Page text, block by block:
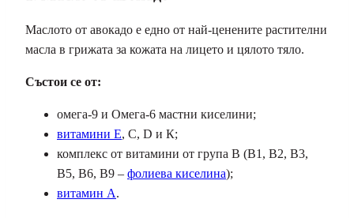
Маслото от авокадо е едно от най-ценените растителни
масла в грижата за кожата на лицето и цялото тяло.
Състои се от:
омега-9 и Омега-6 мастни киселини;
витамини Е, С, D и К;
комплекс от витамини от група В (В1, В2, В3,
В5, В6, В9 – фолиева киселина);
витамин А.